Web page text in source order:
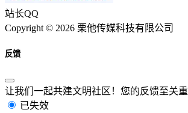
站长QQ
Copyright © 2026 栗他传媒科技有限公司
反馈
让我们一起共建文明社区！您的反馈至关重
已失效